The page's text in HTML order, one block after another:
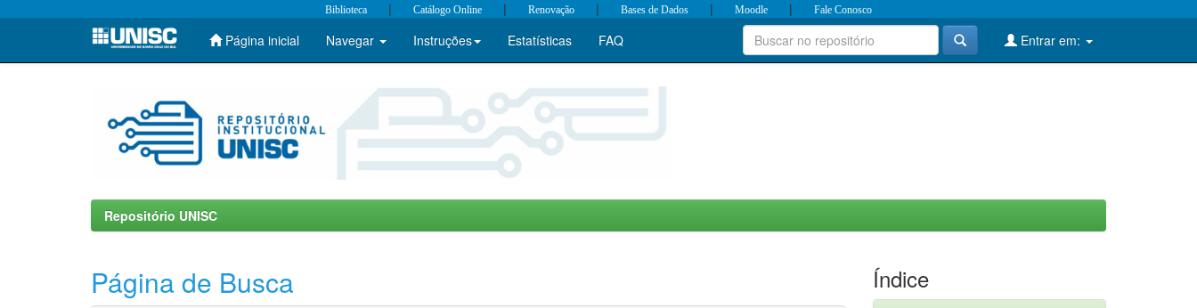
Skip
Biblioteca | Catálogo Online | Renovação | Bases de Dados | Moodle | Fale Conosco
Página inicial Navegar Instruções Estatísticas FAQ Entrar em:
Repositório UNISC
Página de Busca Índice